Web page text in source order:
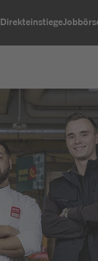
Direkteinstiege